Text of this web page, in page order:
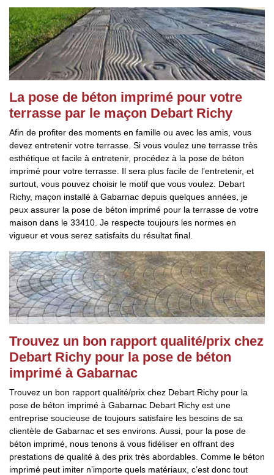
La pose de béton imprimé pour votre
terrasse par le maçon Debart Richy
Afin de profiter des moments en famille ou avec les amis, vous
devez entretenir votre terrasse. Si vous voulez une terrasse très
esthétique et facile à entretenir, procédez à la pose de béton
imprimé pour votre terrasse. Il sera plus facile de l’entretenir, et
surtout, vous pouvez choisir le motif que vous voulez. Debart
Richy, maçon installé à Gabarnac depuis quelques années, je
peux assurer la pose de béton imprimé pour la terrasse de votre
maison dans le 33410. Je respecte toujours les normes en
vigueur et vous serez satisfaits du résultat final.
Trouvez un bon rapport qualité/prix chez
Debart Richy pour la pose de béton
imprimé à Gabarnac
Trouvez un bon rapport qualité/prix chez Debart Richy pour la
pose de béton imprimé à Gabarnac Debart Richy est une
entreprise soucieuse de toujours satisfaire les besoins de sa
clientèle de Gabarnac et ses environs. Aussi, pour la pose de
béton imprimé, nous tenons à vous fidéliser en offrant des
prestations de qualité à des prix très abordables. Comme le béton
imprimé peut imiter n’importe quels matériaux, c’est donc tout